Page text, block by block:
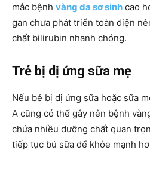
mắc bệnh vàng da sơ sinh cao
gan chưa phát triển toàn diện
chất bilirubin nhanh chóng.
Trẻ bị dị ứng sữa mẹ
Nếu bé bị dị ứng sữa hoặc sữa
A cũng có thể gây nên bệnh
chứa nhiều dưỡng chất quan
tiếp tục bú sữa để khỏe mạnh